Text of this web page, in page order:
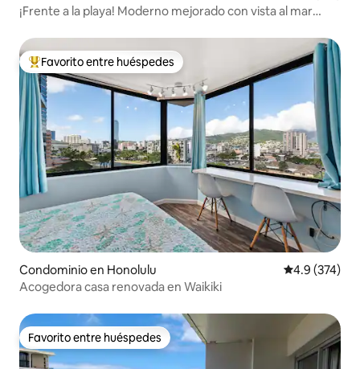
¡Frente a la playa! Moderno mejorado con vista al mar
De los mejores en Favorito entre huéspedes
Favorito entre huéspedes
Condominio en Honolulu Calificación
4.9 (374)
Acogedora casa renovada en Waikiki
Favorito entre huéspedes
Favorito entre huéspedes